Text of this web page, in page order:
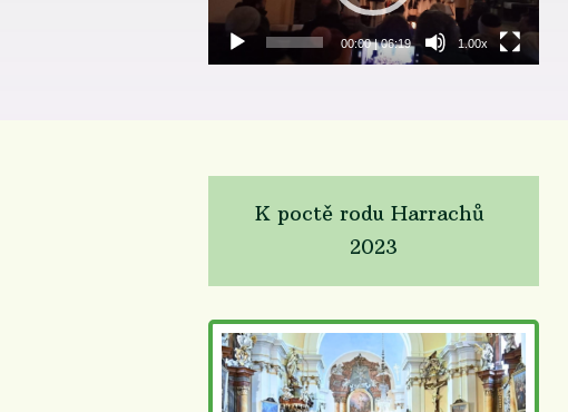
00:00|06:19 1.00x
K poctě rodu Harrachů
2023